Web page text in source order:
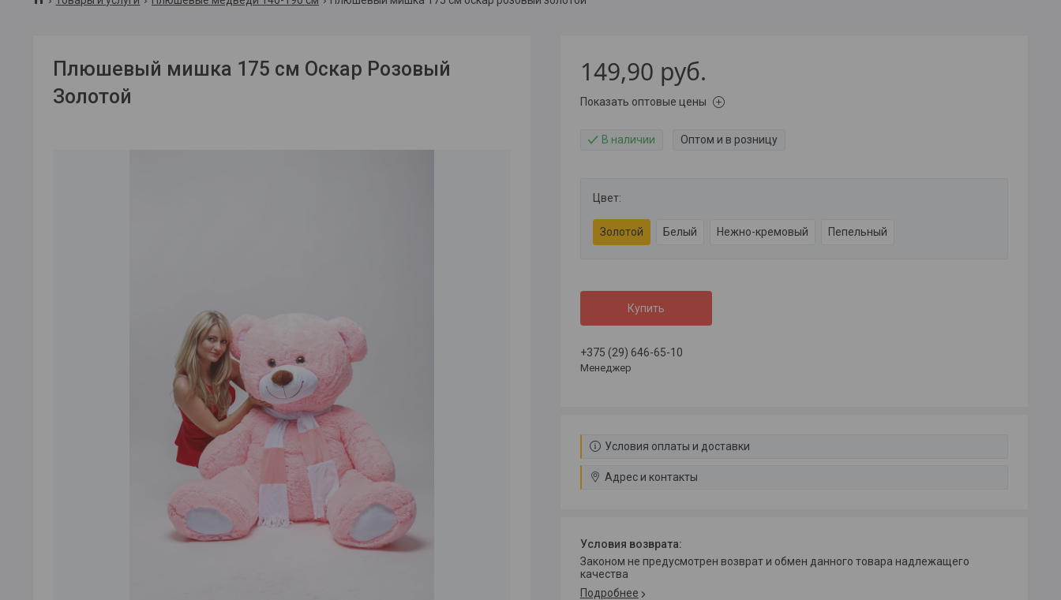
Плюшевый мишка 175 см Оскар Розовый
Золотой
149,90 руб.
Показать оптовые цены
В наличии Оптом и в розницу
Цвет:
Золотой Белый Нежно-кремовый Пепельный
Купить
+375 (29) 646-65-10
Менеджер
Условия оплаты и доставки
Адрес и контакты
Законом не предусмотрен возврат и обмен данного товара надлежащего
качества
Подробнее